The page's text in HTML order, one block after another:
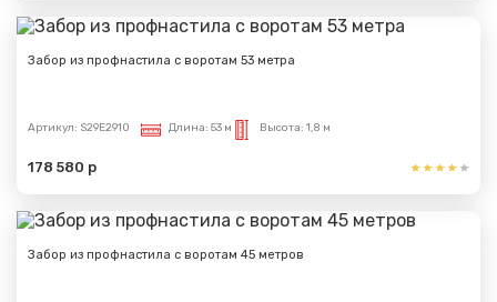
Забор из профнастила с воротам 53 метра
Артикул: S29E2910 Длина: 53 м Высота: 1,8 м
178 580 р
Забор из профнастила с воротам 45 метров